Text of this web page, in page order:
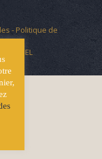
- Politique de
GICQUEL